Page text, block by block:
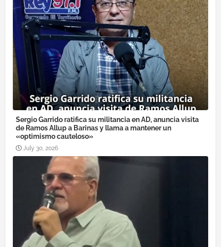
Sergio Garrido ratifica su militancia en AD, anuncia visita
de Ramos Allup a Barinas y llama a mantener un
«optimismo cauteloso»
July 30, 2026